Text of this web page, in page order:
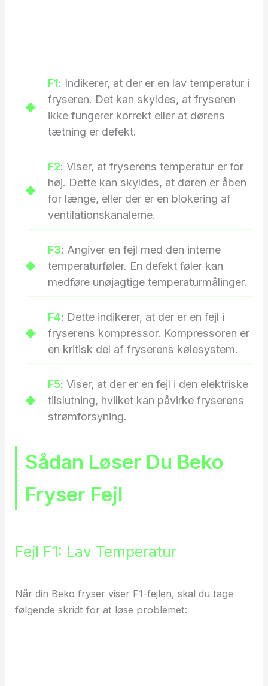
F1: Indikerer, at der er en lav temperatur i
fryseren. Det kan skyldes, at fryseren
ikke fungerer korrekt eller at dørens
tætning er defekt.
F2: Viser, at fryserens temperatur er for
høj. Dette kan skyldes, at døren er åben
for længe, eller der er en blokering af
ventilationskanalerne.
F3: Angiver en fejl med den interne
temperaturføler. En defekt føler kan
medføre unøjagtige temperaturmålinger.
F4: Dette indikerer, at der er en fejl i
fryserens kompressor. Kompressoren er
en kritisk del af fryserens kølesystem.
F5: Viser, at der er en fejl i den elektriske
tilslutning, hvilket kan påvirke fryserens
strømforsyning.
Sådan Løser Du Beko
Fryser Fejl
Fejl F1: Lav Temperatur
Når din Beko fryser viser F1-fejlen, skal du tage
følgende skridt for at løse problemet: